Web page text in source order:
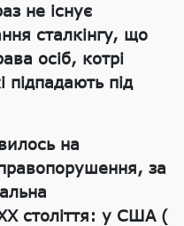
не існує
сталкінгу, що
осіб, котрі
підпадають під
на
за
ХХ століття: у США (